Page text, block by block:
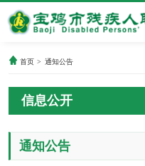
首页 > 通知公告
信息公开
通知公告